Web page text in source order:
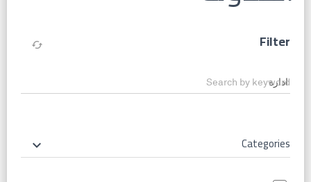
Filter
cached
Search by keyword
Categories
keyboard_arrow_down